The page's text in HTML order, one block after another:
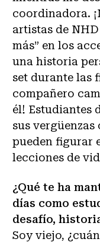
coordinadora.
artistas de
más” en los
una historia
set durante las
compañero
él! Estudiantes
sus vergüenzas
pueden figurar
lecciones de
¿Qué te ha
días como
desafío,
Soy viejo,